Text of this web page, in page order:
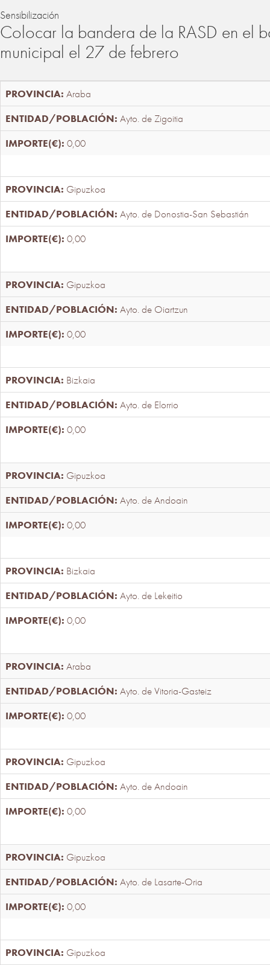
Sensibilización
Colocar la bandera de la RASD en el
municipal el 27 de febrero
Araba
Ayto. de Zigoitia
0,00
Gipuzkoa
Ayto. de Donostia-San Sebastián
0,00
Gipuzkoa
Ayto. de Oiartzun
0,00
Bizkaia
Ayto. de Elorrio
0,00
Gipuzkoa
Ayto. de Andoain
0,00
Bizkaia
Ayto. de Lekeitio
0,00
Araba
Ayto. de Vitoria-Gasteiz
0,00
Gipuzkoa
Ayto. de Andoain
0,00
Gipuzkoa
Ayto. de Lasarte-Oria
0,00
Gipuzkoa